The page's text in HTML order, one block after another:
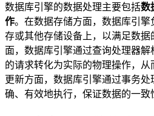
数据库引擎的数据处理主要包括数
作。在数据存储方面，数据库引
存或其他存储设备上，以满足数
面，数据库引擎通过查询处理器
的请求转化为实际的物理操作，
更新方面，数据库引擎通过事务
确、有效地执行，保证数据的一致